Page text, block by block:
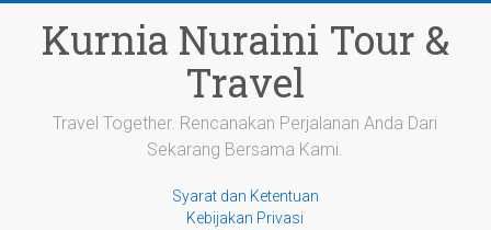
contentKurnia Nuraini Tour &
Travel
Travel Together. Rencanakan Perjalanan Anda Dari
Sekarang Bersama Kami.
Syarat dan Ketentuan
Kebijakan Privasi